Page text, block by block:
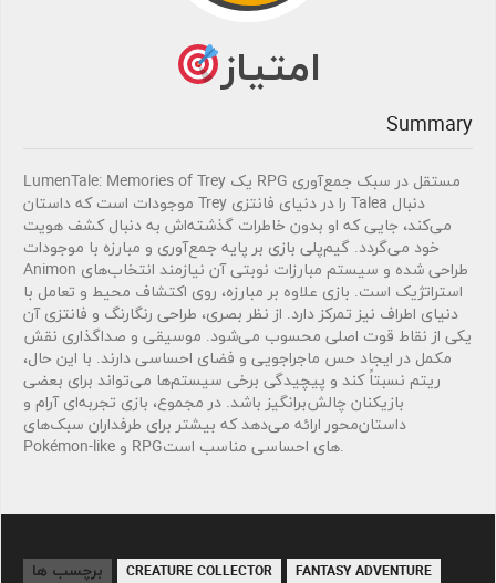
امتیاز
Summary
LumenTale: Memories of Trey یک RPG مستقل در سبک جمع‌آوری
موجودات است که داستان Trey را در دنیای فانتزی Talea دنبال
می‌کند، جایی که او بدون خاطرات گذشته‌اش به دنبال کشف هویت
خود می‌گردد. گیم‌پلی بازی بر پایه جمع‌آوری و مبارزه با موجودات
Animon طراحی شده و سیستم مبارزات نوبتی آن نیازمند انتخاب‌های
استراتژیک است. بازی علاوه بر مبارزه، روی اکتشاف محیط و تعامل با
دنیای اطراف نیز تمرکز دارد. از نظر بصری، طراحی رنگارنگ و فانتزی آن
یکی از نقاط قوت اصلی محسوب می‌شود. موسیقی و صداگذاری نقش
مکمل در ایجاد حس ماجراجویی و فضای احساسی دارند. با این حال،
ریتم نسبتاً کند و پیچیدگی برخی سیستم‌ها می‌تواند برای بعضی
بازیکنان چالش‌برانگیز باشد. در مجموع، بازی تجربه‌ای آرام و
داستان‌محور ارائه می‌دهد که بیشتر برای طرفداران سبک‌های
Pokémon-like و RPGهای احساسی مناسب است.
برچسب ها CREATURE COLLECTOR
FANTASY ADVENTURE